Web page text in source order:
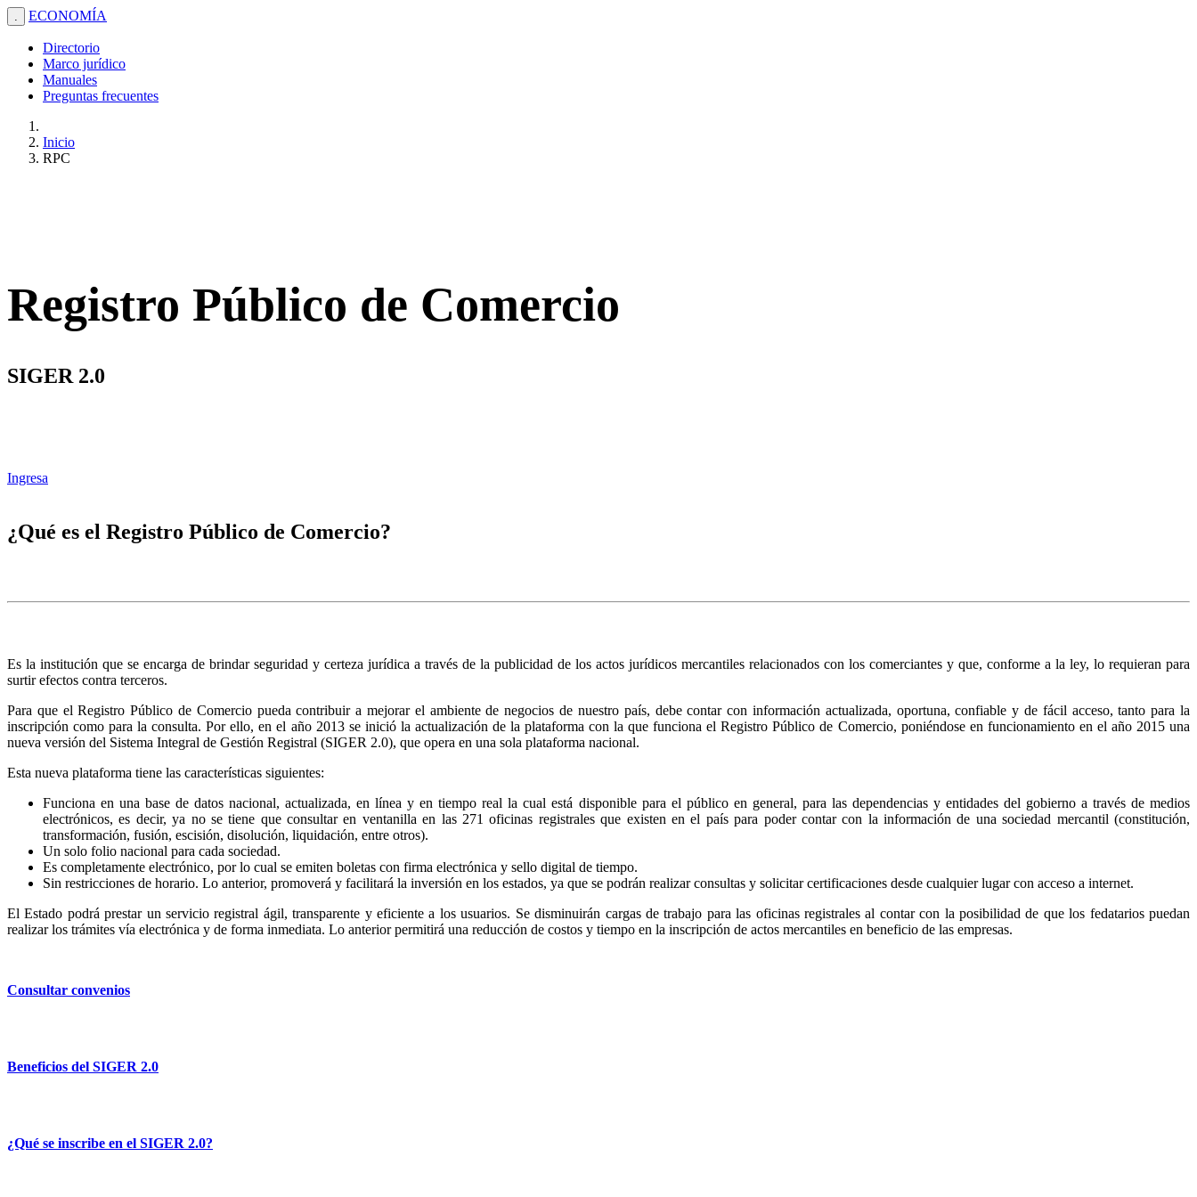
. ECONOMÍA
Directorio
Marco jurídico
Manuales
Preguntas frecuentes
Inicio
RPC
Registro Público de Comercio
SIGER 2.0
Ingresa
¿Qué es el Registro Público de Comercio?
Es la institución que se encarga de brindar seguridad y certeza jurídica a través de la publicidad de los actos jurídicos mercantiles relacionados con los comerciantes y que, conforme a la ley, lo requieran para
surtir efectos contra terceros.
Para que el Registro Público de Comercio pueda contribuir a mejorar el ambiente de negocios de nuestro país, debe contar con información actualizada, oportuna, confiable y de fácil acceso, tanto para la
inscripción como para la consulta. Por ello, en el año 2013 se inició la actualización de la plataforma con la que funciona el Registro Público de Comercio, poniéndose en funcionamiento en el año 2015 una
nueva versión del Sistema Integral de Gestión Registral (SIGER 2.0), que opera en una sola plataforma nacional.
Esta nueva plataforma tiene las características siguientes:
Funciona en una base de datos nacional, actualizada, en línea y en tiempo real la cual está disponible para el público en general, para las dependencias y entidades del gobierno a través de medios
electrónicos, es decir, ya no se tiene que consultar en ventanilla en las 271 oficinas registrales que existen en el país para poder contar con la información de una sociedad mercantil (constitución,
transformación, fusión, escisión, disolución, liquidación, entre otros).
Un solo folio nacional para cada sociedad.
Es completamente electrónico, por lo cual se emiten boletas con firma electrónica y sello digital de tiempo.
Sin restricciones de horario. Lo anterior, promoverá y facilitará la inversión en los estados, ya que se podrán realizar consultas y solicitar certificaciones desde cualquier lugar con acceso a internet.
El Estado podrá prestar un servicio registral ágil, transparente y eficiente a los usuarios. Se disminuirán cargas de trabajo para las oficinas registrales al contar con la posibilidad de que los fedatarios puedan
realizar los trámites vía electrónica y de forma inmediata. Lo anterior permitirá una reducción de costos y tiempo en la inscripción de actos mercantiles en beneficio de las empresas.
Consultar convenios
Beneficios del SIGER 2.0
¿Qué se inscribe en el SIGER 2.0?